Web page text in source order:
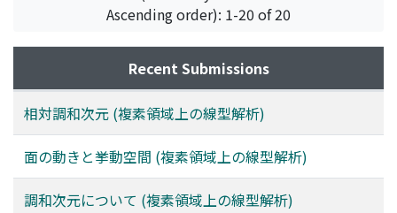
Ascending order): 1-20 of 20
Recent Submissions
相対調和次元 (複素領域上の線型解析)
面の動きと挙動空間 (複素領域上の線型解析)
調和次元について (複素領域上の線型解析)